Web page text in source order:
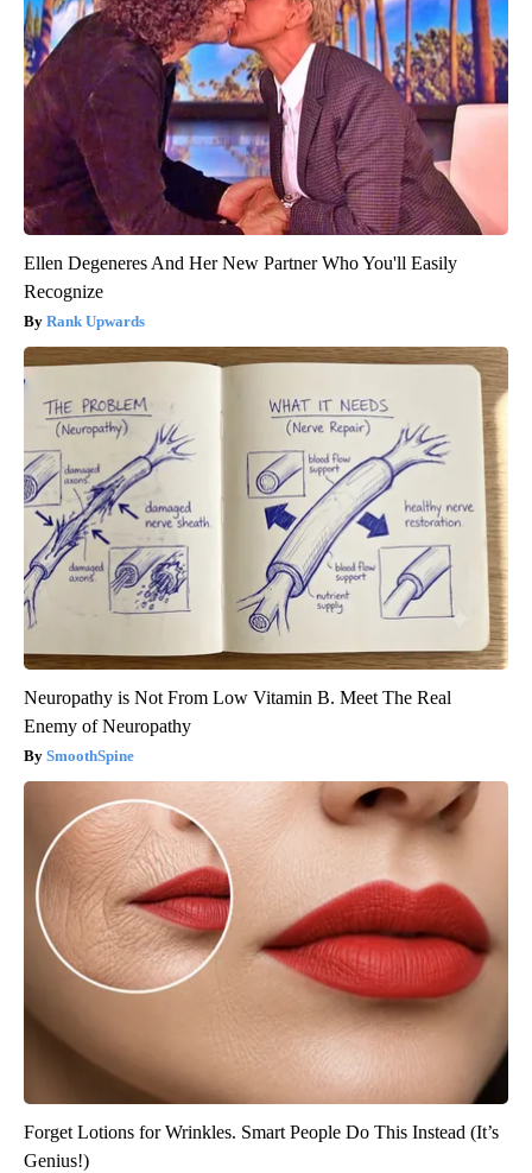
Ellen Degeneres And Her New Partner Who You'll Easily
Recognize
Rank Upwards
Neuropathy is Not From Low Vitamin B. Meet The Real
Enemy of Neuropathy
SmoothSpine
Forget Lotions for Wrinkles. Smart People Do This Instead (It’s
Genius!)